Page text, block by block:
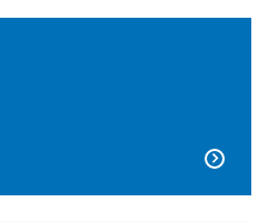
